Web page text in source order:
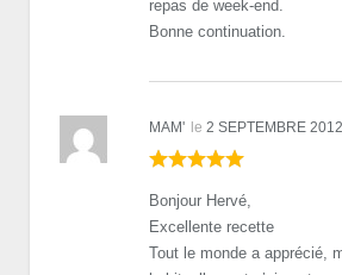
repas de week-end.
Bonne continuation.
MAM' le 2 SEPTEMBRE
Bonjour Hervé,
Excellente recette
Tout le monde a apprécié,